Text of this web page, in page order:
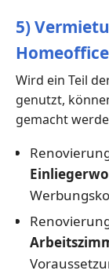
5)
Homeoffice
Wird ein Teil
genutzt,
gemacht